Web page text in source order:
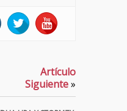
Artículo
Siguiente»